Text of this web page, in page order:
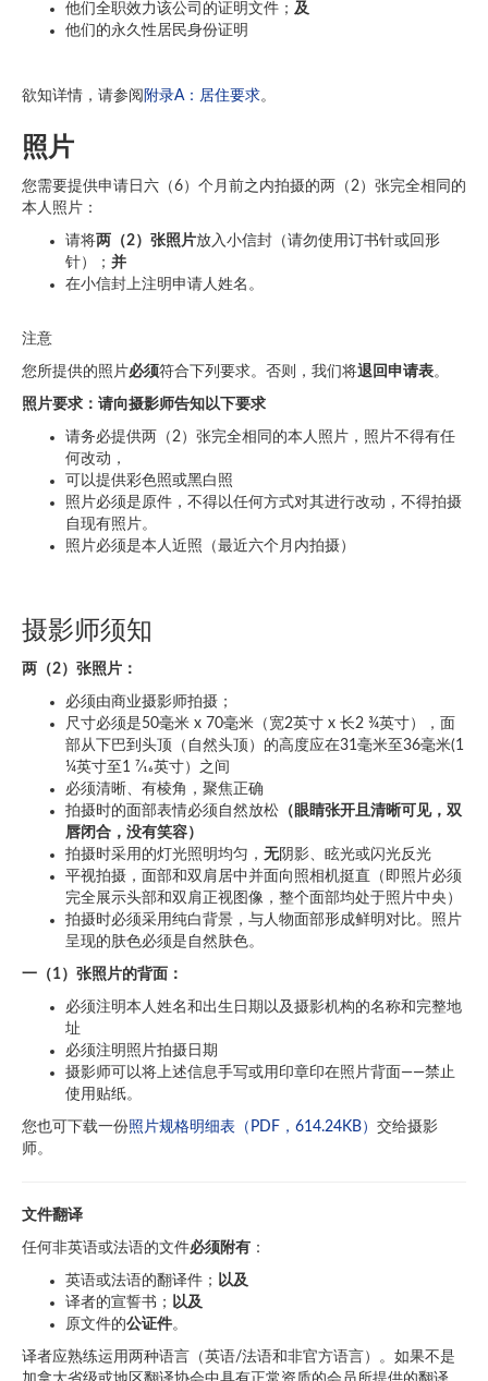
他们全职效力该公司的证明文件； 及
他们的永久性居民身份证明
欲知详情，请参阅 附录A：居住要求。
照片
您需要提供申请日六（6）个月前之内拍摄的两（2）张完全相同的
本人照片：
请将两（2）张照片放入小信封（请勿使用订书针或回形
针）； 并
在小信封上注明申请人姓名。
注意
您所提供的照片必须符合下列要求。否则，我们将退回申请表。
照片要求：请向摄影师告知以下要求
请务必提供两（2）张完全相同的本人照片，照片不得有任
何改动，
可以提供彩色照或黑白照
照片必须是原件，不得以任何方式对其进行改动，不得拍摄
自现有照片。
照片必须是本人近照（最近六个月内拍摄）
摄影师须知
两（2）张照片：
必须由商业摄影师拍摄；
尺寸必须是50毫米 x 70毫米（宽2英寸 x 长2 ¾英寸），面
部从下巴到头顶（自然头顶）的高度应在31毫米至36毫米(1
¼英寸至1 7⁄16英寸）之间
必须清晰、有棱角，聚焦正确
拍摄时的面部表情必须自然放松 （眼睛张开且清晰可见，双
唇闭合，没有笑容）
拍摄时采用的灯光照明均匀， 无阴影、眩光或闪光反光
平视拍摄，面部和双肩居中并面向照相机挺直（即照片必须
完全展示头部和双肩正视图像，整个面部均处于照片中央）
拍摄时必须采用纯白背景，与人物面部形成鲜明对比。照片
呈现的肤色必须是自然肤色。
一（ 1）张照片的背面：
必须注明本人姓名和出生日期以及摄影机构的名称和完整地
址
必须注明照片拍摄日期
摄影师可以将上述信息手写或用印章印在照片背面——禁止
使用贴纸。
您也可下载一份照片规格明细表（PDF，614.24KB） 交给摄影
师。
文件翻译
任何非英语或法语的文件必须附有 ：
英语或法语的翻译件； 以及
译者的宣誓书； 以及
原文件的公证件。
译者应熟练运用两种语言（英语/法语和非官方语言）。如果不是